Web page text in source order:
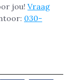
jou! Vraag
030-